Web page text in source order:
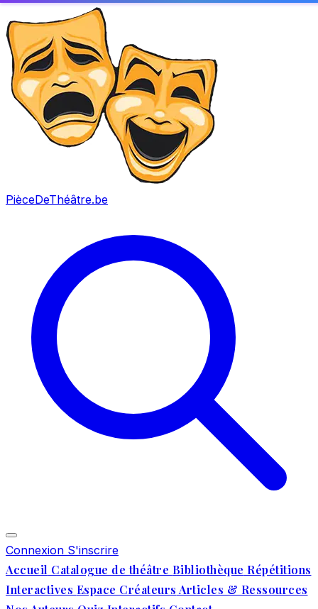
PièceDeThéâtre.be
Connexion S'inscrire
Accueil Catalogue de théâtre Bibliothèque Répétitions
Interactives Espace Créateurs Articles & Ressources